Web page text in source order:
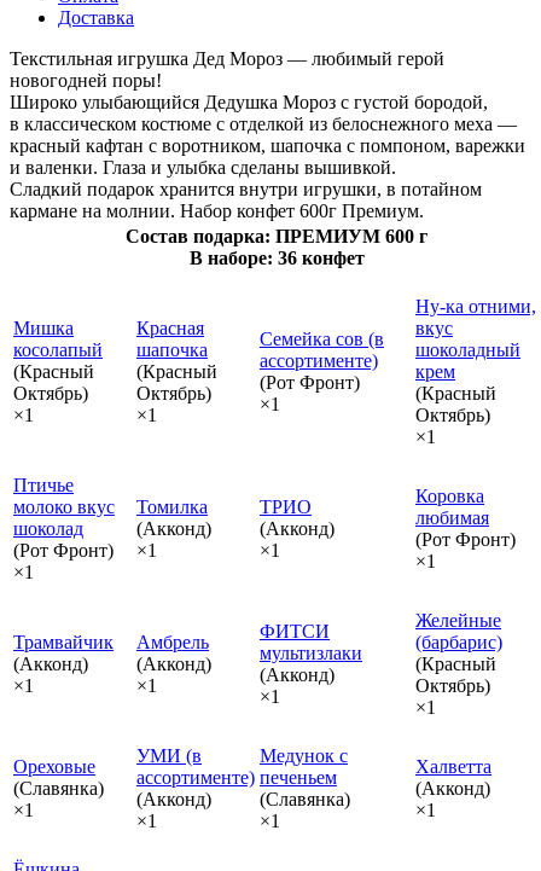
Доставка
Текстильная игрушка Дед Мороз — любимый герой
новогодней поры!
Широко улыбающийся Дедушка Мороз с густой бородой,
в классическом костюме с отделкой из белоснежного меха —
красный кафтан с воротником, шапочка с помпоном, варежки
и валенки. Глаза и улыбка сделаны вышивкой.
Сладкий подарок хранится внутри игрушки, в потайном
кармане на молнии. Набор конфет 600г Премиум.
Состав подарка: ПРЕМИУМ 600 г
В наборе: 36 конфет
Мишка
косолапый
(Красный
Октябрь)
×1
Красная
шапочка
(Красный
Октябрь)
×1
Семейка сов (в
ассортименте)
(Рот Фронт)
×1
Ну-ка отними,
вкус
шоколадный
крем
(Красный
Октябрь)
×1
Птичье
молоко вкус
шоколад
(Рот Фронт)
×1
Томилка
(Акконд)
×1
ТРИО
(Акконд)
×1
Коровка
любимая
(Рот Фронт)
×1
Трамвайчик
(Акконд)
×1
Амбрель
(Акконд)
×1
ФИТСИ
мультизлаки
(Акконд)
×1
Желейные
(барбарис)
(Красный
Октябрь)
×1
Ореховые
(Славянка)
×1
УМИ (в
ассортименте)
(Акконд)
×1
Медунок с
печеньем
(Славянка)
×1
Халветта
(Акконд)
×1